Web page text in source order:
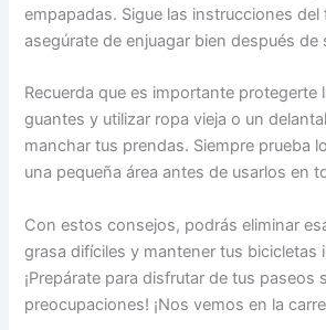
empapadas. Sigue las instrucciones del
asegúrate de enjuagar bien después de
Recuerda que es importante protegerte
guantes y utilizar ropa vieja o un
manchar tus prendas. Siempre prueba
una pequeña área antes de usarlos en
Con estos consejos, podrás eliminar
grasa difíciles y mantener tus bicicletas
¡Prepárate para disfrutar de tus paseos
preocupaciones! ¡Nos vemos en la